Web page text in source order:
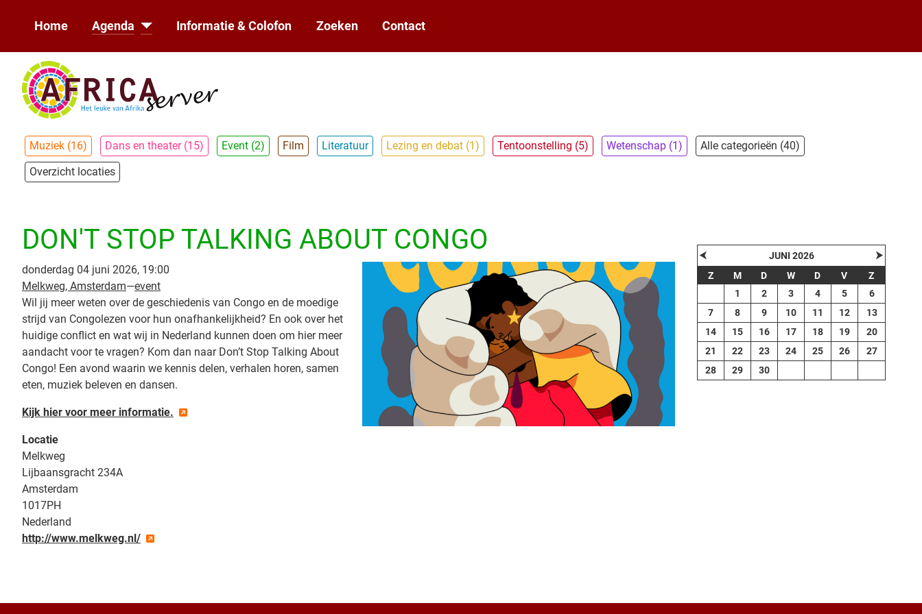
Home Agenda Informatie & Colofon Zoeken Contact
Muziek (16) Dans en theater (15) Event (2) Film Literatuur Lezing en debat (1) Tentoonstelling (5) Wetenschap (1)
Alle categorieën (40)
Overzicht locaties
DON'T STOP TALKING ABOUT CONGO
donderdag 04 juni 2026, 19:00
Melkweg, Amsterdam—event
Wil jij meer weten over de geschiedenis van Congo en de moedige
strijd van Congolezen voor hun onafhankelijkheid? En ook over het
huidige conflict en wat wij in Nederland kunnen doen om hier meer
aandacht voor te vragen? Kom dan naar Don’t Stop Talking About
Congo! Een avond waarin we kennis delen, verhalen horen, samen
eten, muziek beleven en dansen.
Kijk hier voor meer informatie.
Locatie
Melkweg
Lijbaansgracht 234A
Amsterdam
1017PH
Nederland
http://www.melkweg.nl/
−
⮜ JUNI 2026 ⮞
Z M D W D V
Z
1
2 3 4 5
6
7
8 9 10 11 12
13
14
15 16 17 18 19
20
21
22 23 24 25 26
27
28
29 30